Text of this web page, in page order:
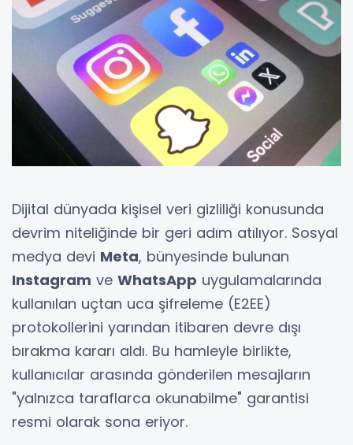
Dijital dünyada kişisel veri gizliliği konusunda
devrim niteliğinde bir geri adım atılıyor. Sosyal
medya devi Meta, bünyesinde bulunan
Instagram ve WhatsApp uygulamalarında
kullanılan uçtan uca şifreleme (E2EE)
protokollerini yarından itibaren devre dışı
bırakma kararı aldı. Bu hamleyle birlikte,
kullanıcılar arasında gönderilen mesajların
"yalnızca taraflarca okunabilme" garantisi
resmi olarak sona eriyor.